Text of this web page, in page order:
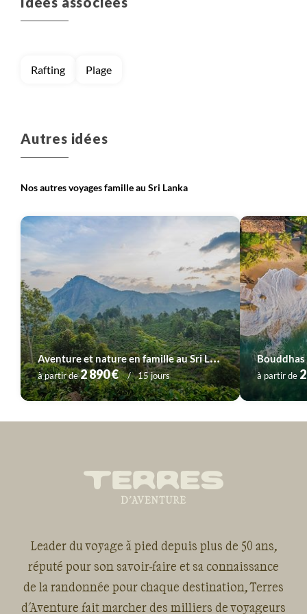
nouveaux projets et développer des nouveaux
Rafting Plage
Autres idées
Nos autres voyages famille au Sri Lanka
A
venture et nature en famille au Sri Lanka
à partir de2 890 € 15 jours
Bouddhas
à partir de
Leader du voyage à pied depuis plus de 50 ans,
réputé pour son savoir-faire et sa connaissance
de la randonnée pour chaque destination, Terres
d'Aventure fait marcher des milliers de voyageurs